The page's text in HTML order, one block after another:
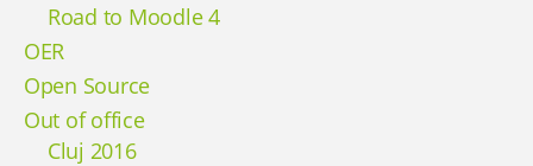
Road to Moodle 4
OER
Open Source
Out of office
Cluj 2016